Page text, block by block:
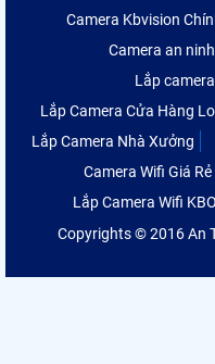
Camera Kbvision
Camera an ninh
Lắp
Lắp Camera Cửa Hàng
Lắp Camera Nhà Xưởng
Camera Wifi Giá Rẻ
Lắp Camera Wifi
Copyrights © 2016 An